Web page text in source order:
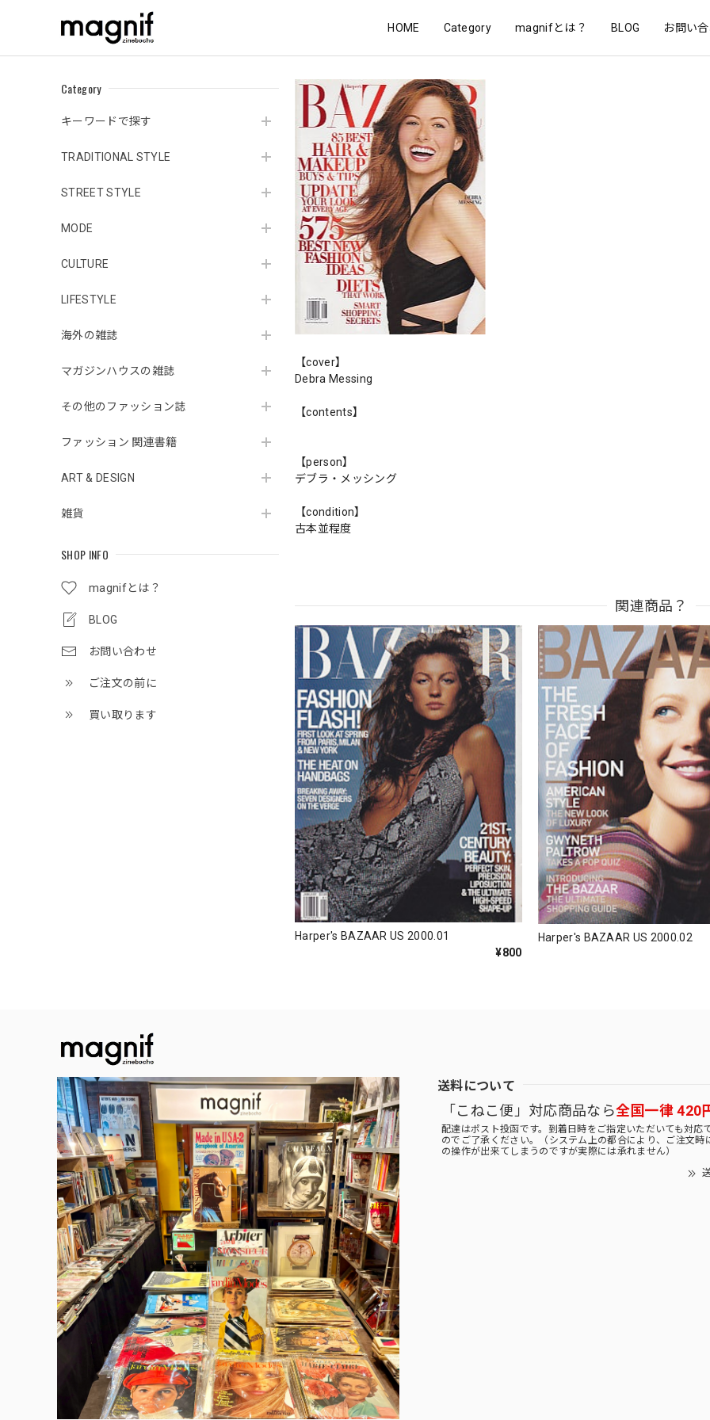
HOME Category magnifとは？ BLOG お問い
Category
キーワードで探す
TRADITIONAL STYLE
STREET STYLE
MODE
CULTURE
LIFESTYLE
海外の雑誌
マガジンハウスの雑誌
その他のファッション誌
ファッション 関連書籍
ART & DESIGN
雑貨
SHOP INFO
magnifとは？
BLOG
お問い合わせ
ご注文の前に
買い取ります
【cover】
Debra Messing
【contents】
【person】
デブラ・メッシング
【condition】
古本並程度
関連商品？
Harper's BAZAAR US 2000.01
¥800
Harper's BAZAAR US 2000.02
送料について
「こねこ便」対応商品なら全国一律 420
配達はポスト投函です。到着日時をご指定いただいても対応
のでご了承ください。（システム上の都合により、ご注文時
の操作が出来てしまうのですが実際には承れません）